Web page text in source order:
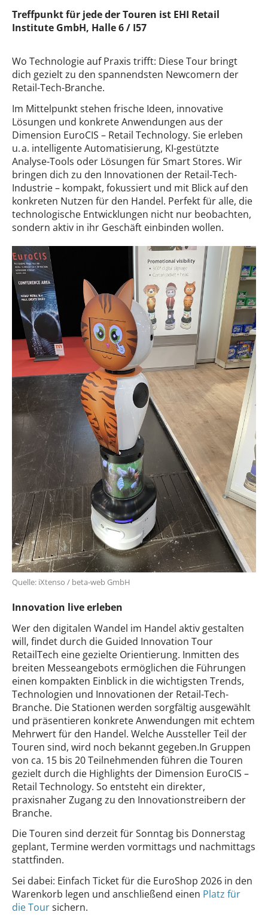
Treffpunkt für jede der Touren ist EHI Retail
Institute GmbH, Halle 6 / I57
Wo Technologie auf Praxis trifft: Diese Tour bringt
dich gezielt zu den spannendsten Newcomern der
Retail-Tech-Branche.
Im Mittelpunkt stehen frische Ideen, innovative
Lösungen und konkrete Anwendungen aus der
Dimension EuroCIS – Retail Technology. Sie erleben
u. a. intelligente Automatisierung, KI-gestützte
Analyse-Tools oder Lösungen für Smart Stores. Wir
bringen dich zu den Innovationen der Retail-Tech-
Industrie – kompakt, fokussiert und mit Blick auf den
konkreten Nutzen für den Handel. Perfekt für alle, die
technologische Entwicklungen nicht nur beobachten,
sondern aktiv in ihr Geschäft einbinden wollen.
Quelle: iXtenso / beta-web GmbH
Innovation live erleben
Wer den digitalen Wandel im Handel aktiv gestalten
will, findet durch die Guided Innovation Tour
RetailTech eine gezielte Orientierung. Inmitten des
breiten Messeangebots ermöglichen die Führungen
einen kompakten Einblick in die wichtigsten Trends,
Technologien und Innovationen der Retail-Tech-
Branche. Die Stationen werden sorgfältig ausgewählt
und präsentieren konkrete Anwendungen mit echtem
Mehrwert für den Handel. Welche Aussteller Teil der
Touren sind, wird noch bekannt gegeben.In Gruppen
von ca. 15 bis 20 Teilnehmenden führen die Touren
gezielt durch die Highlights der Dimension EuroCIS –
Retail Technology. So entsteht ein direkter,
praxisnaher Zugang zu den Innovationstreibern der
Branche.
Die Touren sind derzeit für Sonntag bis Donnerstag
geplant, Termine werden vormittags und nachmittags
stattfinden.
Sei dabei: Einfach Ticket für die EuroShop 2026 in den
Warenkorb legen und anschließend einen Platz für
die Toursichern.